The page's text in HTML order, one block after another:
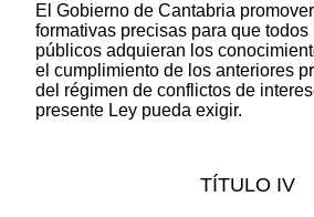
El Gobierno de Cantabria
formativas precisas para que
públicos adquieran los
el cumplimiento de los anteriores
del régimen de conflictos de
presente Ley pueda exigir.
TÍTULO IV